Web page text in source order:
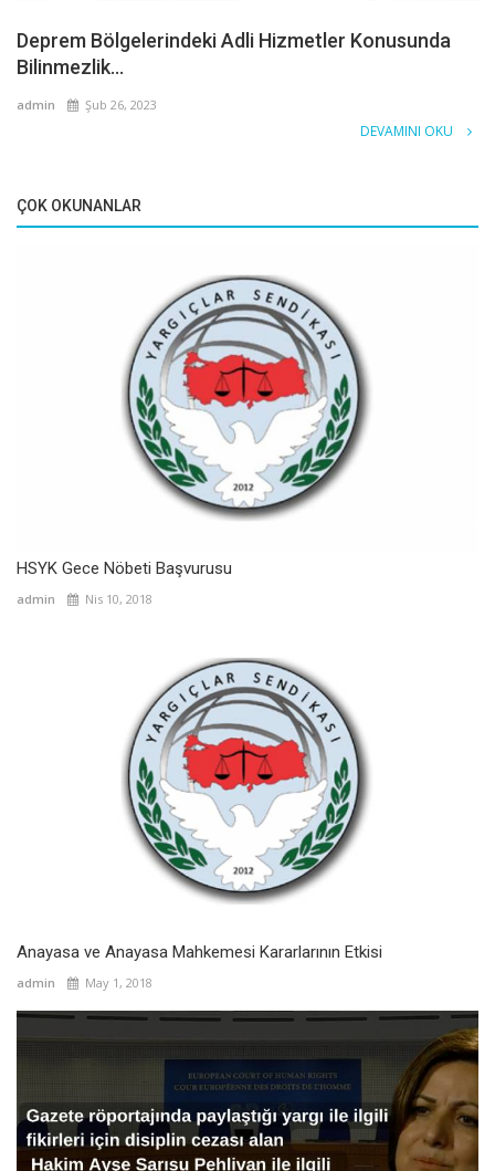
Deprem Bölgelerindeki Adli Hizmetler Konusunda
Bilinmezlik...
admin Şub 26, 2023
DEVAMINI OKU
ÇOK OKUNANLAR
HSYK Gece Nöbeti Başvurusu
admin Nis 10, 2018
Anayasa ve Anayasa Mahkemesi Kararlarının Etkisi
admin May 1, 2018